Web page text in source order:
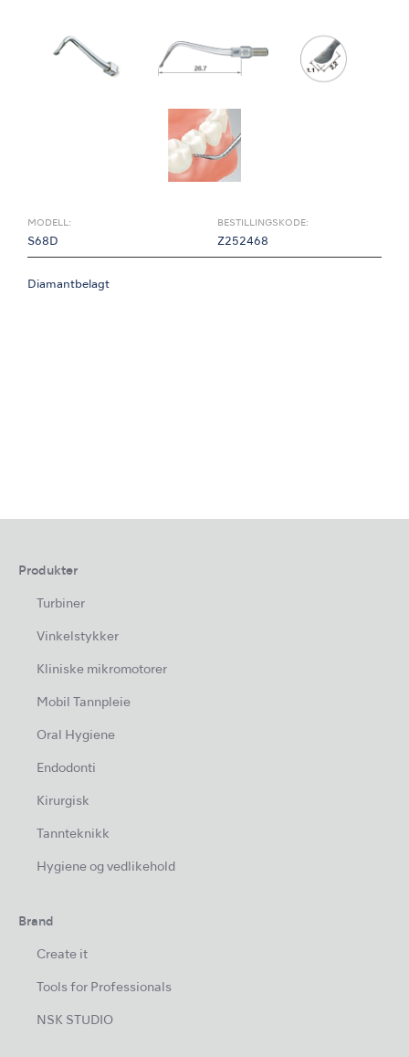
MODELL:
S68D
BESTILLINGSKODE:
Z252468
Diamantbelagt
Produkter
Turbiner
Vinkelstykker
Kliniske mikromotorer
Mobil Tannpleie
Oral Hygiene
Endodonti
Kirurgisk
Tannteknikk
Hygiene og vedlikehold
Brand
Create it
Tools for Professionals
NSK STUDIO